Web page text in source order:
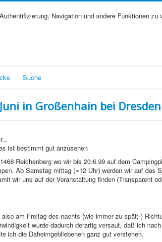
Navigation und andere Funktionen
Suche
in Großenhain bei Dresden
ist bestimmt gut anzusehen
Reichenberg wo wir bis 20.6.99 auf dem
Ab Samstag mittag (=12 Uhr) werden wir auf das
wir uns auf der Veranstaltung finden (Transparent
am Freitag des nachts (wie immer zu spät;-)
wurde dadurch derartig versaut, daß ich
ich die Daheimgebliebenen ganz gut verstehen.